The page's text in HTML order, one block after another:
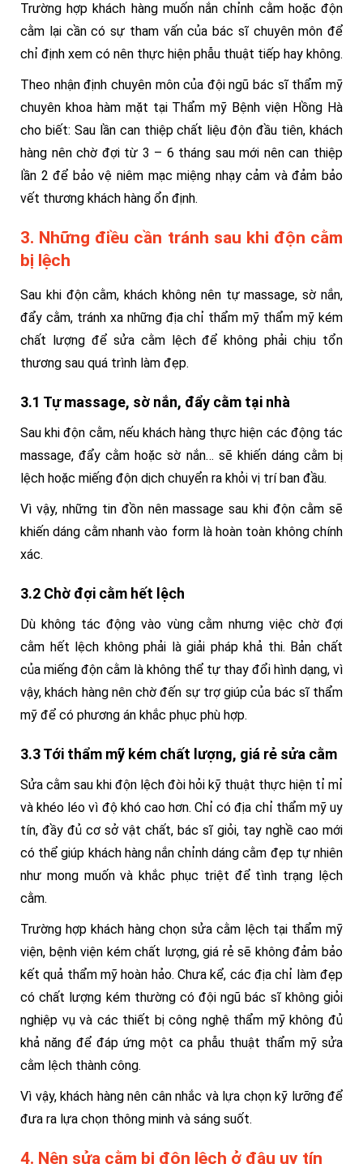
Trường hợp khách hàng muốn nắn chỉnh cằm hoặc độn
cằm lại cần có sự tham vấn của bác sĩ chuyên môn để
chỉ định xem có nên thực hiện phẫu thuật tiếp hay không.
Theo nhận định chuyên môn của đội ngũ bác sĩ thẩm mỹ
chuyên khoa hàm mặt tại Thẩm mỹ Bệnh viện Hồng Hà
cho biết: Sau lần can thiệp chất liệu độn đầu tiên, khách
hàng nên chờ đợi từ 3 – 6 tháng sau mới nên can thiệp
lần 2 để bảo vệ niêm mạc miệng nhạy cảm và đảm bảo
vết thương khách hàng ổn định.
3. Những điều cần tránh sau khi độn cằm
bị lệch
Sau khi độn cằm, khách không nên tự massage, sờ nắn,
đẩy cằm, tránh xa những địa chỉ thẩm mỹ thẩm mỹ kém
chất lượng để sửa cằm lệch để không phải chịu tổn
thương sau quá trình làm đẹp.
3.1 Tự massage, sờ nắn, đẩy cằm tại nhà
Sau khi độn cằm, nếu khách hàng thực hiện các động tác
massage, đẩy cằm hoặc sờ nắn… sẽ khiến dáng cằm bị
lệch hoặc miếng độn dịch chuyển ra khỏi vị trí ban đầu.
Vì vậy, những tin đồn nên massage sau khi độn cằm sẽ
khiến dáng cằm nhanh vào form là hoàn toàn không chính
xác.
3.2 Chờ đợi cằm hết lệch
Dù không tác động vào vùng cằm nhưng việc chờ đợi
cằm hết lệch không phải là giải pháp khả thi. Bản chất
của miếng độn cằm là không thể tự thay đổi hình dạng, vì
vậy, khách hàng nên chờ đến sự trợ giúp của bác sĩ thẩm
mỹ để có phương án khắc phục phù hợp.
3.3 Tới thẩm mỹ kém chất lượng, giá rẻ sửa cằm
Sửa cằm sau khi độn lệch đòi hỏi kỹ thuật thực hiện tỉ mỉ
và khéo léo vì độ khó cao hơn. Chỉ có địa chỉ thẩm mỹ uy
tín, đầy đủ cơ sở vật chất, bác sĩ giỏi, tay nghề cao mới
có thể giúp khách hàng nắn chỉnh dáng cằm đẹp tự nhiên
như mong muốn và khắc phục triệt để tình trạng lệch
cằm.
Trường hợp khách hàng chọn sửa cằm lệch tại thẩm mỹ
viện, bệnh viện kém chất lượng, giá rẻ sẽ không đảm bảo
kết quả thẩm mỹ hoàn hảo. Chưa kể, các địa chỉ làm đẹp
có chất lượng kém thường có đội ngũ bác sĩ không giỏi
nghiệp vụ và các thiết bị công nghệ thẩm mỹ không đủ
khả năng để đáp ứng một ca phẫu thuật thẩm mỹ sửa
cằm lệch thành công.
Vì vậy, khách hàng nên cân nhắc và lựa chọn kỹ lưỡng để
đưa ra lựa chọn thông minh và sáng suốt.
4. Nên sửa cằm bị độn lệch ở đâu uy tín